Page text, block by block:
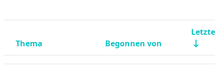
Status
Thema Begonnen von